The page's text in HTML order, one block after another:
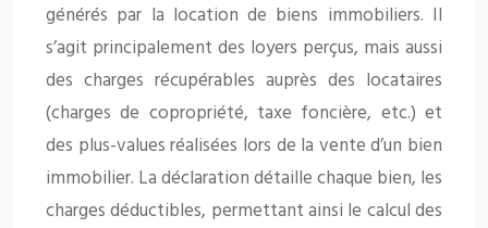
générés par la location de biens immobiliers. Il
s’agit principalement des loyers perçus, mais aussi
des charges récupérables auprès des locataires
(charges de copropriété, taxe foncière, etc.) et
des plus-values réalisées lors de la vente d’un bien
immobilier. La déclaration détaille chaque bien, les
charges déductibles, permettant ainsi le calcul des